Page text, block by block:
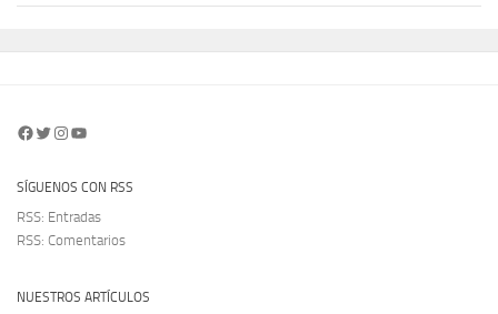
Facebook
Twitter
Instagram
YouTube
SÍGUENOS CON RSS
RSS: Entradas
RSS: Comentarios
NUESTROS ARTÍCULOS